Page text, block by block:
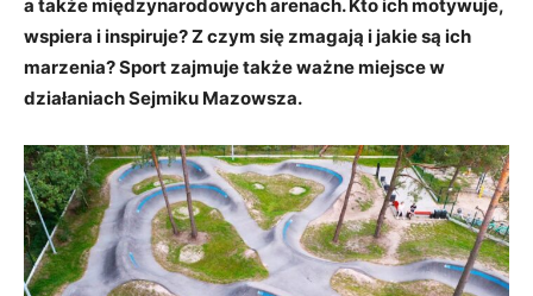
a także międzynarodowych arenach. Kto ich motywuje,
wspiera i inspiruje? Z czym się zmagają i jakie są ich
marzenia? Sport zajmuje także ważne miejsce w
działaniach Sejmiku Mazowsza.